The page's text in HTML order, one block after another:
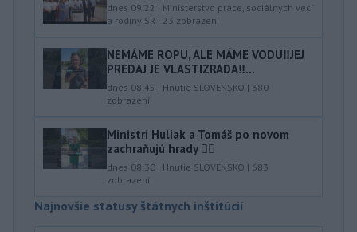
dnes 09:22 | Ministerstvo práce, sociálnych vecí
a rodiny SR | 23 zobrazení
NEMÁME ROPU, ALE MÁME VODU‼️JEJ
PREDAJ JE VLASTIZRADA‼️...
dnes 08:45 | Hnutie SLOVENSKO | 380
zobrazení
Ministri Huliak a Tomáš po novom
zachraňujú hrady 🤦‍♂️
dnes 08:30 | Hnutie SLOVENSKO | 683
zobrazení
Najnovšie statusy štátnych inštitúcií